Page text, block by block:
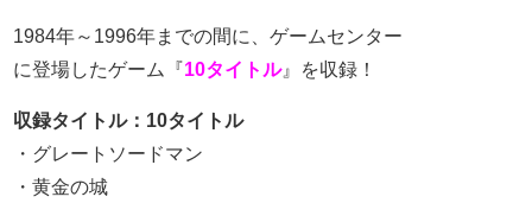
1984年～1996年までの間に、ゲームセンター
に登場したゲーム『10タイトル』を収録！
収録タイトル：10タイトル
・グレートソードマン
・黄金の城